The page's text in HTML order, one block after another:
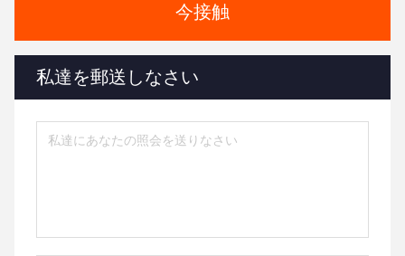
今接触
私達を郵送しなさい